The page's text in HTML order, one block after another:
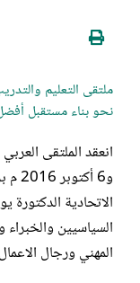
ملتقى التعليم
نحو بناء مستقبل
و6
السياسيين
المهني ورجال